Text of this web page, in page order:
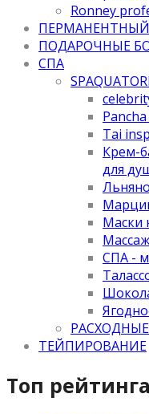
Ronney
ПОДАРОЧНЫЕ
СПА
Tai
Крем-
для
Маски
СПА -
ТЕЙПИРОВАНИЕ
Топ рейтинга